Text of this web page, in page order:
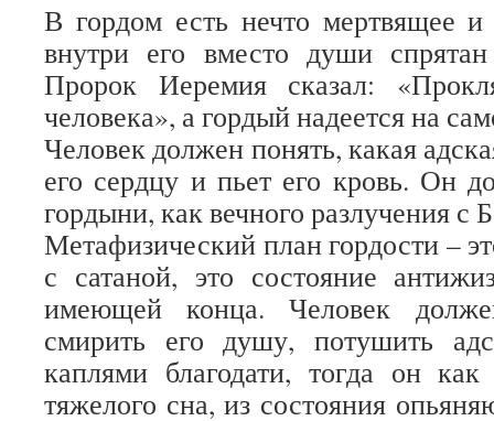
В гордом есть нечто мертвящее и
внутри его вместо души
Пророк Иеремия сказал:
человека», а гордый надеется на
Человек должен понять, какая
его сердцу и пьет его кровь. Он
гордыни, как вечного разлучения с
Метафизический план гордости –
с сатаной, это состояние
имеющей конца. Человек
смирить его душу, потушить
каплями благодати, тогда он
тяжелого сна, из состояния